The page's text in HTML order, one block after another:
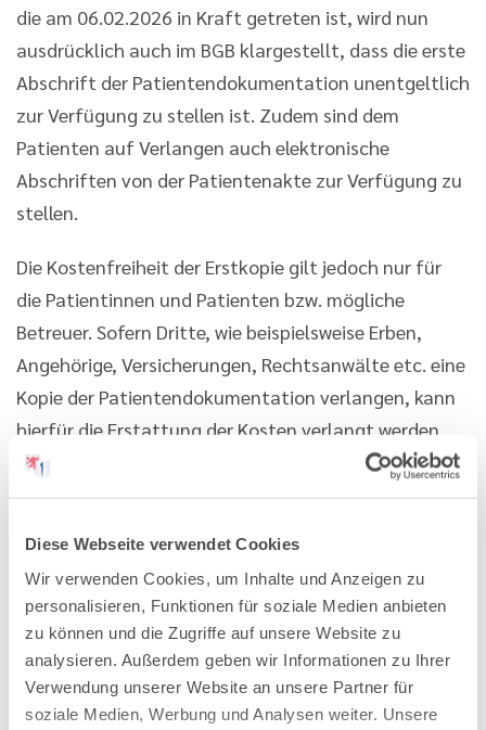
Diese Webseite verwendet Cookies
Wir verwenden Cookies, um Inhalte und Anzeigen zu
personalisieren, Funktionen für soziale Medien anbieten
zu können und die Zugriffe auf unsere Website zu
analysieren. Außerdem geben wir Informationen zu Ihrer
Verwendung unserer Website an unsere Partner für
soziale Medien, Werbung und Analysen weiter. Unsere
die am 06.02.2026 in Kraft getreten ist, wird nun
ausdrücklich auch im BGB klargestellt, dass die erste
Abschrift der Patientendokumentation unentgeltlich
zur Verfügung zu stellen ist. Zudem sind dem
Patienten auf Verlangen auch elektronische
Abschriften von der Patientenakte zur Verfügung zu
stellen.
Die Kostenfreiheit der Erstkopie gilt jedoch nur für
die Patientinnen und Patienten bzw. mögliche
Betreuer. Sofern Dritte, wie beispielsweise Erben,
Angehörige, Versicherungen, Rechtsanwälte etc. eine
Kopie der Patientendokumentation verlangen, kann
hierfür die Erstattung der Kosten verlangt werden.
Einsichtnahme ermöglicht und die Kopien
herausgegeben werden?
Zeitlich gesehen muss eine Einsicht und die
Herausgabe von Kopien nach § 630 g BGB
unverzüglich, d. h. ohne schuldhaftes Zögern,
ermöglicht werden. Konkreter ist in der DSGVO eine